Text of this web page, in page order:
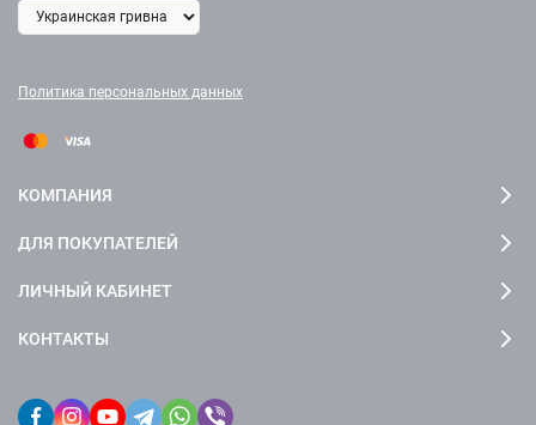
Политика персональных данных
КОМПАНИЯ
ДЛЯ ПОКУПАТЕЛЕЙ
ЛИЧНЫЙ КАБИНЕТ
КОНТАКТЫ